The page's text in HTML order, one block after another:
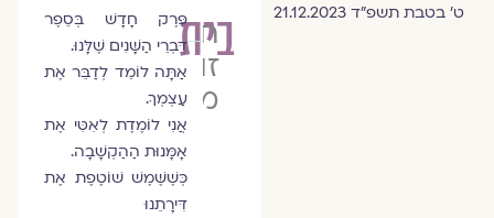
ט׳ בטבת תשפ״ד 21.12.2023 בית
חגית
זוהרה
מנדרובסקי
פֶּרֶק חָדָשׁ בְּסֵפֶר
דִּבְרֵי הַשָּׁנִים שֶׁלָּנוּ.
אַתָּה לוֹמֵד לְדַבֵּר אֶת
עַצְמְךָ.
אֲנִי לוֹמֶדֶת לְאִטִּי אֶת
אָמָּנוּת הַהַקְשָׁבָה.
כְּשֶׁשֶּׁמֶשׁ שׁוֹטֶפֶת אֶת
דִּירָתֵנוּ